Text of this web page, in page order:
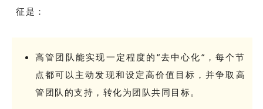
征是：
高管团队能实现一定程度的“去中心化“，每个节
点都可以主动发现和设定高价值目标，并争取高
管团队的支持，转化为团队共同目标。